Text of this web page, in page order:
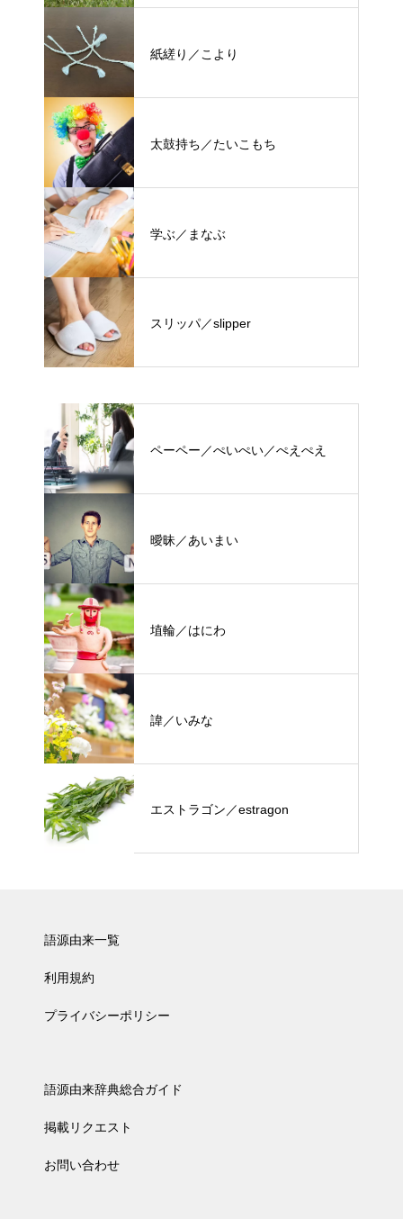
紙縒り／こより
太鼓持ち／たいこもち
学ぶ／まなぶ
スリッパ／slipper
ペーペー／ぺいぺい／ぺえぺえ
曖昧／あいまい
埴輪／はにわ
諱／いみな
エストラゴン／estragon
語源由来一覧
利用規約
プライバシーポリシー
語源由来辞典総合ガイド
掲載リクエスト
お問い合わせ